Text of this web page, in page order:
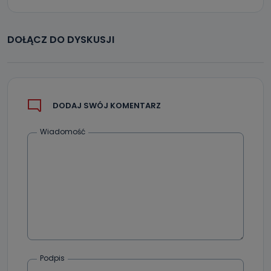
DOŁĄCZ DO DYSKUSJI
DODAJ SWÓJ KOMENTARZ
Wiadomość
Podpis